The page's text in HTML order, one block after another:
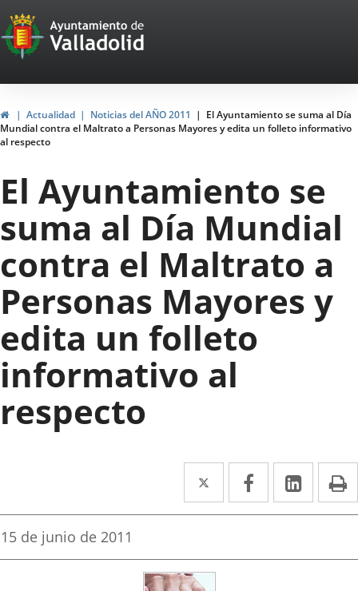
Portal
Web
del
Ayuntamiento
de
Valladolid
HomeActualidad Noticias del AÑO 2011
El Ayuntamiento se suma al Día
Mundial contra el Maltrato a Personas Mayores y edita un folleto informativo
al respecto
El Ayuntamiento se
suma al Día Mundial
contra el Maltrato a
Personas Mayores y
edita un folleto
informativo al
respecto
Twitter
Enlace
a
aplicación
Facebook
Enlace
a
aplicación
Enlace
a
Fecha
la
15 de junio de 2011